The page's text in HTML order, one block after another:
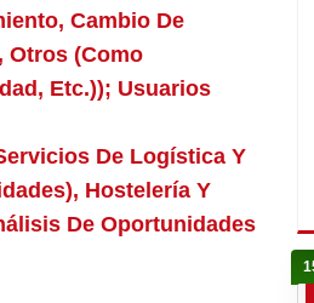
Cambio De
Otros (como
Etc.)); Usuarios
De Logística Y
Hostelería Y
De Oportunidades